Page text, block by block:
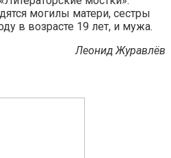
могилы матери, сестры
в возрасте 19 лет, и мужа.
Леонид Журавлёв